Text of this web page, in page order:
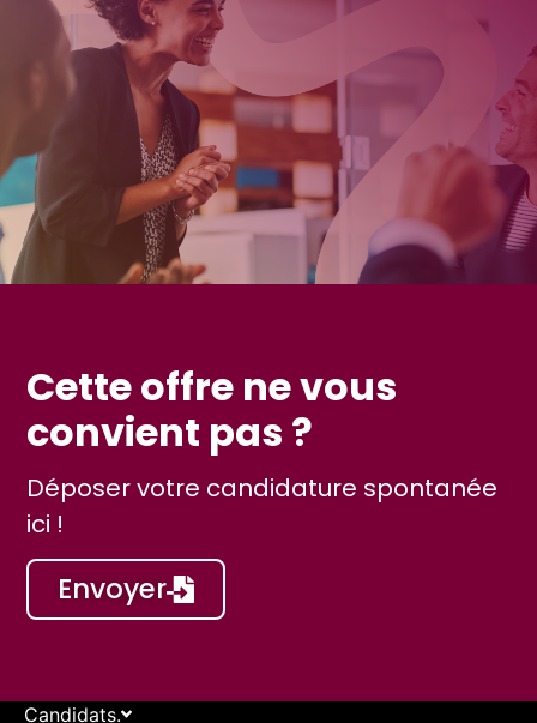
Cette offre ne vous
convient pas ?
Déposer votre candidature spontanée
ici !
Envoyer
Candidats.